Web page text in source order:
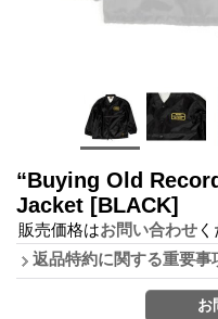
“Buying Old
Jacket [BLACK]
販売価格はお問い合わせ
返品特約に関する重要事